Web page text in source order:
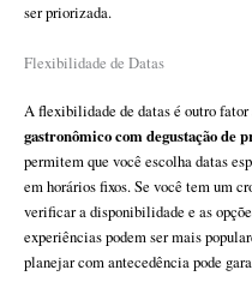
ser priorizada.
Flexibilidade de Datas
A flexibilidade de datas é outro fator
gastronômico com degustação de
permitem que você escolha datas
em horários fixos. Se você tem um
verificar a disponibilidade e as
experiências podem ser mais
planejar com antecedência pode